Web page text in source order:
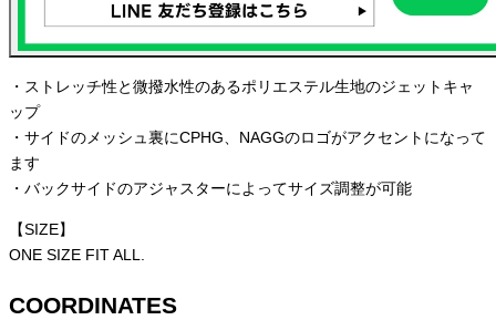
・ストレッチ性と微撥水性のあるポリエステル生地のジェットキャ
ップ
・サイドのメッシュ裏にCPHG、NAGGのロゴがアクセントになって
ます
・バックサイドのアジャスターによってサイズ調整が可能
【SIZE】
ONE SIZE FIT ALL.
COORDINATES